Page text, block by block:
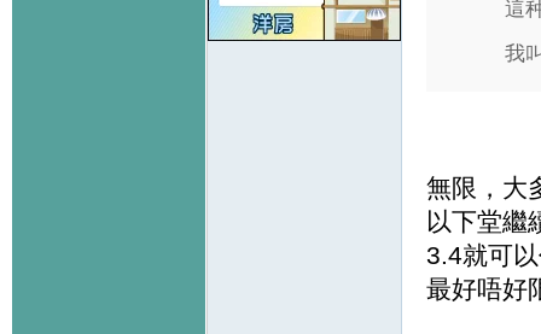
這
我
無限，大
以下堂繼
3.4就可
最好唔好